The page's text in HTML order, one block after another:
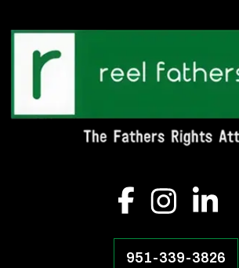
951-339-3826